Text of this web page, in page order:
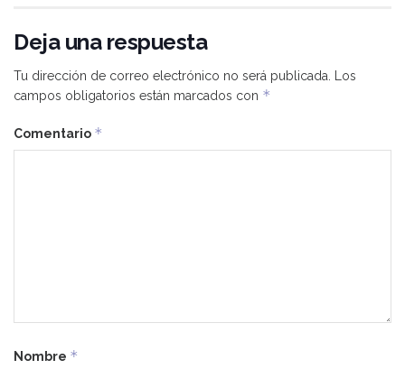
Deja una respuesta
Tu dirección de correo electrónico no será publicada.
Los
campos obligatorios están marcados con *
Comentario *
Nombre *